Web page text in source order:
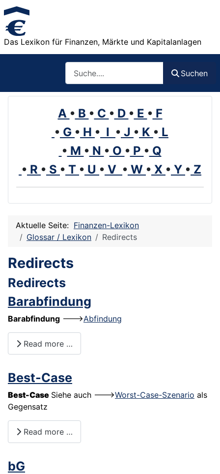
Das Lexikon für Finanzen, Märkte und Kapitalanlagen
Suchen
A • B • C • D • E • F
• G • H • I • J • K • L
• M • N • O • P • Q
• R • S • T • U • V • W • X • Y • Z
Aktuelle Seite: Finanzen-Lexikon
Glossar / Lexikon
Redirects
Redirects
Redirects
Barabfindung
Barabfindung --->Abfindung
Read more …
Best-Case
Best-Case Siehe auch --->Worst-Case-Szenario als
Gegensatz
Read more …
bG